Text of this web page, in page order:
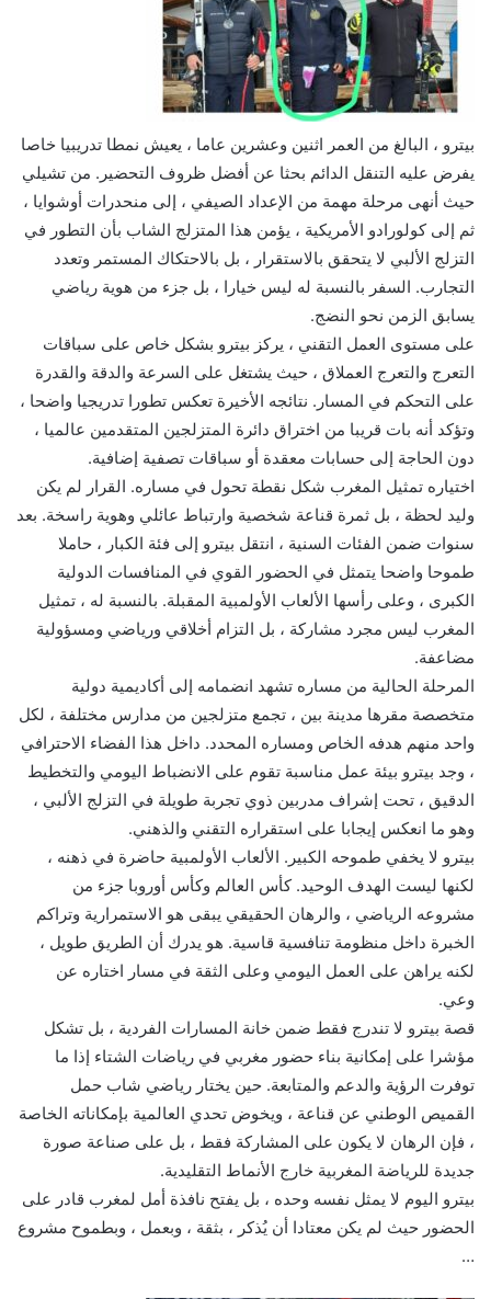
بيترو ، البالغ من العمر اثنين وعشرين عاما ، يعيش نمطا تدريبيا خاصا
يفرض عليه التنقل الدائم بحثا عن أفضل ظروف التحضير. من تشيلي
حيث أنهى مرحلة مهمة من الإعداد الصيفي ، إلى منحدرات أوشوايا ،
ثم إلى كولورادو الأمريكية ، يؤمن هذا المتزلج الشاب بأن التطور في
التزلج الألبي لا يتحقق بالاستقرار ، بل بالاحتكاك المستمر وتعدد
التجارب. السفر بالنسبة له ليس خيارا ، بل جزء من هوية رياضي
يسابق الزمن نحو النضج.
على مستوى العمل التقني ، يركز بيترو بشكل خاص على سباقات
التعرج والتعرج العملاق ، حيث يشتغل على السرعة والدقة والقدرة
على التحكم في المسار. نتائجه الأخيرة تعكس تطورا تدريجيا واضحا ،
وتؤكد أنه بات قريبا من اختراق دائرة المتزلجين المتقدمين عالميا ،
دون الحاجة إلى حسابات معقدة أو سباقات تصفية إضافية.
اختياره تمثيل المغرب شكل نقطة تحول في مساره. القرار لم يكن
وليد لحظة ، بل ثمرة قناعة شخصية وارتباط عائلي وهوية راسخة. بعد
سنوات ضمن الفئات السنية ، انتقل بيترو إلى فئة الكبار ، حاملا
طموحا واضحا يتمثل في الحضور القوي في المنافسات الدولية
الكبرى ، وعلى رأسها الألعاب الأولمبية المقبلة. بالنسبة له ، تمثيل
المغرب ليس مجرد مشاركة ، بل التزام أخلاقي ورياضي ومسؤولية
مضاعفة.
المرحلة الحالية من مساره تشهد انضمامه إلى أكاديمية دولية
متخصصة مقرها مدينة بين ، تجمع متزلجين من مدارس مختلفة ، لكل
واحد منهم هدفه الخاص ومساره المحدد. داخل هذا الفضاء الاحترافي
، وجد بيترو بيئة عمل مناسبة تقوم على الانضباط اليومي والتخطيط
الدقيق ، تحت إشراف مدربين ذوي تجربة طويلة في التزلج الألبي ،
وهو ما انعكس إيجابا على استقراره التقني والذهني.
بيترو لا يخفي طموحه الكبير. الألعاب الأولمبية حاضرة في ذهنه ،
لكنها ليست الهدف الوحيد. كأس العالم وكأس أوروبا جزء من
مشروعه الرياضي ، والرهان الحقيقي يبقى هو الاستمرارية وتراكم
الخبرة داخل منظومة تنافسية قاسية. هو يدرك أن الطريق طويل ،
لكنه يراهن على العمل اليومي وعلى الثقة في مسار اختاره عن
وعي.
قصة بيترو لا تندرج فقط ضمن خانة المسارات الفردية ، بل تشكل
مؤشرا على إمكانية بناء حضور مغربي في رياضات الشتاء إذا ما
توفرت الرؤية والدعم والمتابعة. حين يختار رياضي شاب حمل
القميص الوطني عن قناعة ، ويخوض تحدي العالمية بإمكاناته الخاصة
، فإن الرهان لا يكون على المشاركة فقط ، بل على صناعة صورة
جديدة للرياضة المغربية خارج الأنماط التقليدية.
بيترو اليوم لا يمثل نفسه وحده ، بل يفتح نافذة أمل لمغرب قادر على
الحضور حيث لم يكن معتادا أن يُذكر ، بثقة ، وبعمل ، وبطموح مشروع
…